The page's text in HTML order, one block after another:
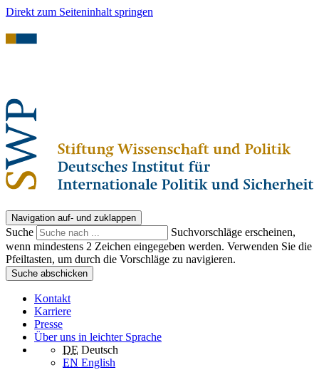
Direkt zum Seiteninhalt springen
Navigation auf- und zuklappen
Suche
Suchvorschläge erscheinen,
wenn mindestens 2 Zeichen eingegeben werden. Verwenden Sie die
Pfeiltasten, um durch die Vorschläge zu navigieren.
Suche abschicken
Kontakt
Karriere
Presse
Über uns in leichter Sprache
DE Deutsch
EN English